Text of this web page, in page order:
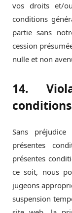
vos droits et/
conditions
partie sans
cession
nulle et non
14.
Sans
présentes
présentes
ce soit, nous
jugeons
suspension